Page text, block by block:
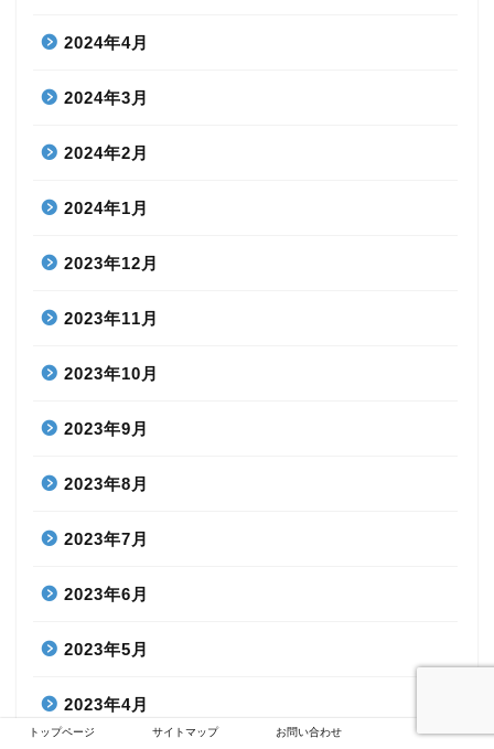
2024年4月
2024年3月
2024年2月
2024年1月
2023年12月
2023年11月
2023年10月
2023年9月
2023年8月
2023年7月
2023年6月
2023年5月
2023年4月
トップページ サイトマップ お問い合わせ